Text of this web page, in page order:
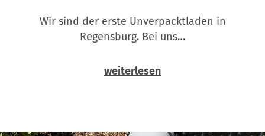
Wir sind der erste Unverpacktladen in
Regensburg. Bei uns…
weiterlesen